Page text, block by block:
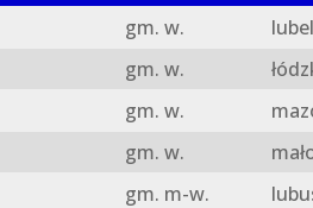
gm. w.
gm. w.
gm. w.
gm. w.
gm. m-w.